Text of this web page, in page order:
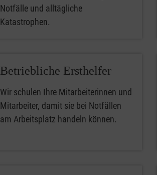
Notfälle und alltägliche
Katastrophen.
Betriebliche Ersthelfer
Wir schulen Ihre Mitarbeiterinnen und
Mitarbeiter, damit sie bei Notfällen
am Arbeitsplatz handeln können.